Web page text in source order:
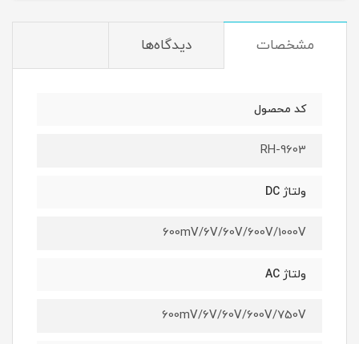
مشخصات دیدگاه‌ها
کد محصول
RH-9603
ولتاژ DC
600mV/6V/60V/600V/1000V
ولتاژ AC
600mV/6V/60V/600V/750V